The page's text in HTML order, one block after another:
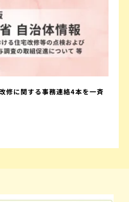
修に関する事務連絡4本を一斉